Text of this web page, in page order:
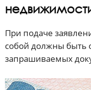
При подаче
собой должны быть
запрашиваемых